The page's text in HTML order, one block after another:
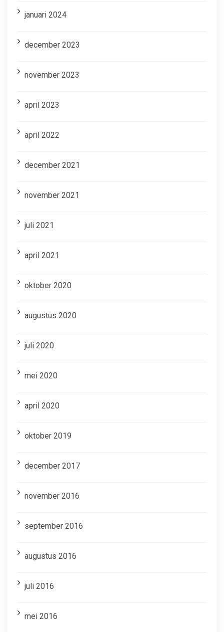
januari 2024
december 2023
november 2023
april 2023
april 2022
december 2021
november 2021
juli 2021
april 2021
oktober 2020
augustus 2020
juli 2020
mei 2020
april 2020
oktober 2019
december 2017
november 2016
september 2016
augustus 2016
juli 2016
mei 2016